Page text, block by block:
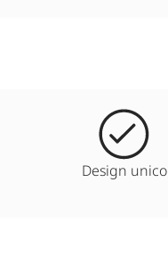
Design unico